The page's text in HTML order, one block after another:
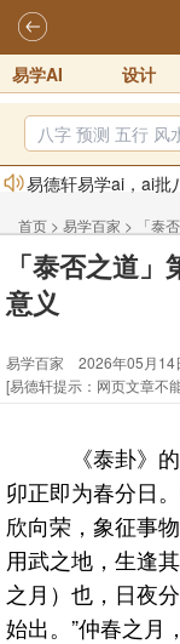
易学AI 设计
易德轩易学ai，ai批
体验！！
2025-
易德轩网重构及升
2025-07-01
订！！
2025-10-
2026丙午年铁笔居
易德轩通告：本网
首页 > 易学百家 > 「泰
意义
「泰否之道
意义
易学百家 2026年05月
[易德轩提示：网页文章不
《泰卦》的
卯正即为春分日
欣向荣，象征事
用武之地，生逢
之月）也，日夜
始出。”仲春之月